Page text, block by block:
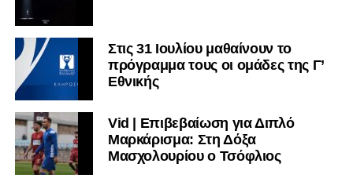
Στις 31 Ιουλίου μαθαίνουν το
πρόγραμμα τους οι ομάδες της Γ’
Εθνικής
Vid | Επιβεβαίωση για Διπλό
Μαρκάρισμα: Στη Δόξα
Μασχολουρίου ο Τσόφλιος